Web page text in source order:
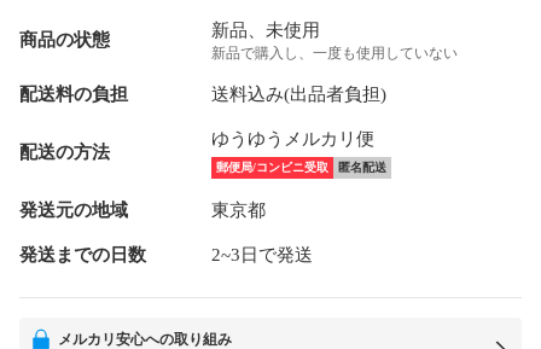
商品の状態 新品、未使用
新品で購入し、一度も使用していない
配送料の負担 送料込み(出品者負担)
配送の方法
ゆうゆうメルカリ便
郵便局/コンビニ受取 匿名配送
発送元の地域 東京都
発送までの日数 2~3日で発送
メルカリ安心への取り組み